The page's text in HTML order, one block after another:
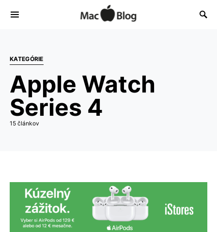
KATEGÓRIE
Apple Watch
Series 4
15 článkov